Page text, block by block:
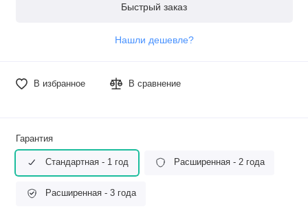
Быстрый заказ
Нашли дешевле?
В избранное В сравнение
Гарантия
Стандартная - 1 год Расширенная - 2 года
Расширенная - 3 года